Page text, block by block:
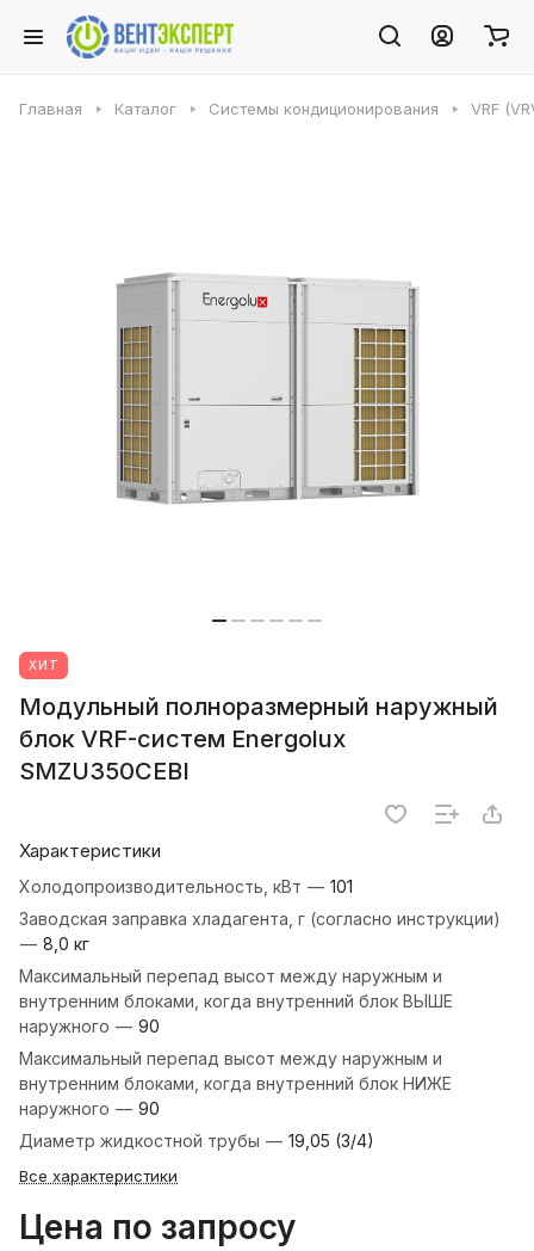
Главная Каталог Системы кондиционирования VRF
ХИТ
Модульный полноразмерный наружный
блок VRF-систем Energolux
SMZU350CEBI
Характеристики
Холодопроизводительность, кВт — 101
Заводская заправка хладагента, г (согласно инструкции)
— 8,0 кг
Максимальный перепад высот между наружным и
внутренним блоками, когда внутренний блок ВЫШЕ
наружного — 90
Максимальный перепад высот между наружным и
внутренним блоками, когда внутренний блок НИЖЕ
наружного — 90
Диаметр жидкостной трубы — 19,05 (3/4)
Все характеристики
Цена по запросу